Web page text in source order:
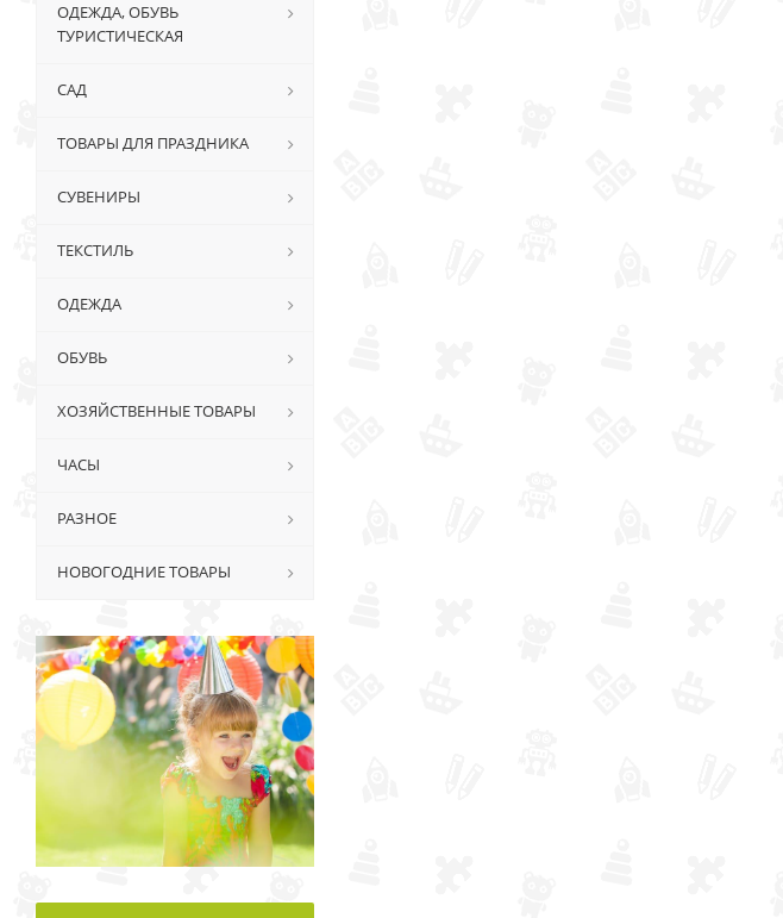
ОДЕЖДА, ОБУВЬ
ТУРИСТИЧЕСКАЯ
САД
ТОВАРЫ ДЛЯ ПРАЗДНИКА
СУВЕНИРЫ
ТЕКСТИЛЬ
ОДЕЖДА
ОБУВЬ
ХОЗЯЙСТВЕННЫЕ ТОВАРЫ
ЧАСЫ
РАЗНОЕ
НОВОГОДНИЕ ТОВАРЫ